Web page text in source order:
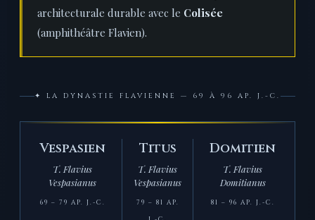
architecturale durable avec le Colisée
(amphithéâtre Flavien).
✦ LA DYNASTIE FLAVIENNE — 69 À 96 AP. J.-C.
Vespasien
T. Flavius
Vespasianus
69 – 79 AP. J.-C.
Titus
T. Flavius
Vespasianus
79 – 81 AP.
Domitien
T. Flavius
Domitianus
81 – 96 AP. J.-C.